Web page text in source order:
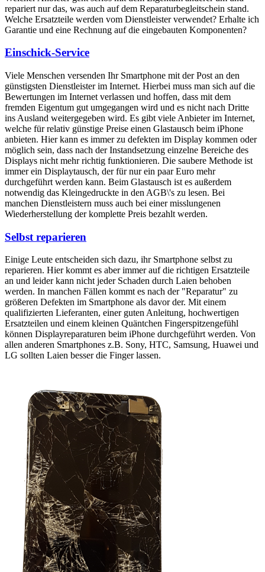
repariert nur das, was auch auf dem Reparaturbegleitschein stand.
Welche Ersatzteile werden vom Dienstleister verwendet? Erhalte ich
Garantie und eine Rechnung auf die eingebauten Komponenten?
Einschick-Service
Viele Menschen versenden Ihr Smartphone mit der Post an den
günstigsten Dienstleister im Internet. Hierbei muss man sich auf die
Bewertungen im Internet verlassen und hoffen, dass mit dem
fremden Eigentum gut umgegangen wird und es nicht nach Dritte
ins Ausland weitergegeben wird. Es gibt viele Anbieter im Internet,
welche für relativ günstige Preise einen Glastausch beim iPhone
anbieten. Hier kann es immer zu defekten im Display kommen oder
möglich sein, dass nach der Instandsetzung einzelne Bereiche des
Displays nicht mehr richtig funktionieren. Die saubere Methode ist
immer ein Displaytausch, der für nur ein paar Euro mehr
durchgeführt werden kann. Beim Glastausch ist es außerdem
notwendig das Kleingedruckte in den AGB\'s zu lesen. Bei
manchen Dienstleistern muss auch bei einer misslungenen
Wiederherstellung der komplette Preis bezahlt werden.
Selbst reparieren
Einige Leute entscheiden sich dazu, ihr Smartphone selbst zu
reparieren. Hier kommt es aber immer auf die richtigen Ersatzteile
an und leider kann nicht jeder Schaden durch Laien behoben
werden. In manchen Fällen kommt es nach der "Reparatur" zu
größeren Defekten im Smartphone als davor der. Mit einem
qualifizierten Lieferanten, einer guten Anleitung, hochwertigen
Ersatzteilen und einem kleinen Quäntchen Fingerspitzengefühl
können Displayreparaturen beim iPhone durchgeführt werden. Von
allen anderen Smartphones z.B. Sony, HTC, Samsung, Huawei und
LG sollten Laien besser die Finger lassen.